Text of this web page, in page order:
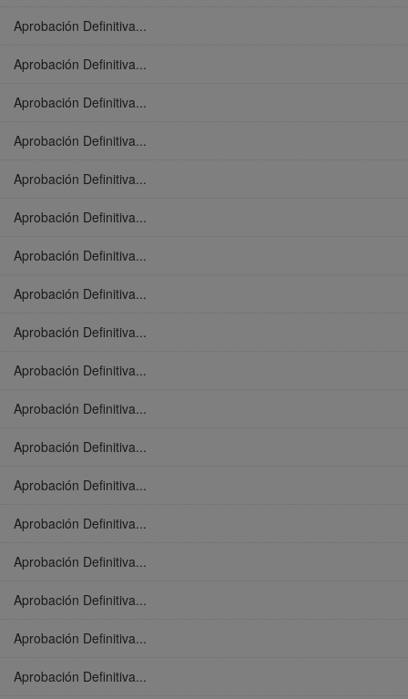
Aprobación Definitiva...
Aprobación Definitiva...
Aprobación Definitiva...
Aprobación Definitiva...
Aprobación Definitiva...
Aprobación Definitiva...
Aprobación Definitiva...
Aprobación Definitiva...
Aprobación Definitiva...
Aprobación Definitiva...
Aprobación Definitiva...
Aprobación Definitiva...
Aprobación Definitiva...
Aprobación Definitiva...
Aprobación Definitiva...
Aprobación Definitiva...
Aprobación Definitiva...
Aprobación Definitiva...